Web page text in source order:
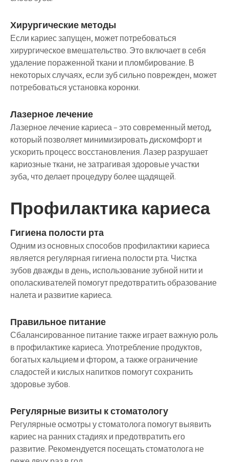
Хирургические методы
Если кариес запущен, может потребоваться
хирургическое вмешательство. Это включает в себя
удаление пораженной ткани и пломбирование. В
некоторых случаях, если зуб сильно поврежден, может
потребоваться установка коронки.
Лазерное лечение
Лазерное лечение кариеса – это современный метод,
который позволяет минимизировать дискомфорт и
ускорить процесс восстановления. Лазер разрушает
кариозные ткани, не затрагивая здоровые участки
зуба, что делает процедуру более щадящей.
Профилактика кариеса
Гигиена полости рта
Одним из основных способов профилактики кариеса
является регулярная гигиена полости рта. Чистка
зубов дважды в день, использование зубной нити и
ополаскивателей помогут предотвратить образование
налета и развитие кариеса.
Правильное питание
Сбалансированное питание также играет важную роль
в профилактике кариеса. Употребление продуктов,
богатых кальцием и фтором, а также ограничение
сладостей и кислых напитков помогут сохранить
здоровье зубов.
Регулярные визиты к стоматологу
Регулярные осмотры у стоматолога помогут выявить
кариес на ранних стадиях и предотвратить его
развитие. Рекомендуется посещать стоматолога не